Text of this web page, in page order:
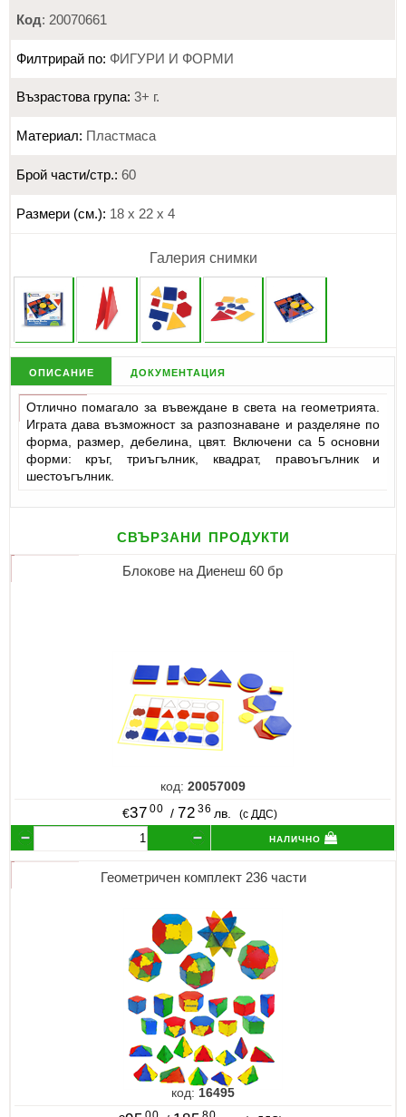
Код: 20070661
Филтрирай по: ФИГУРИ И ФОРМИ
Възрастова група: 3+ г.
Материал: Пластмаса
Брой части/стр.: 60
Размери (см.): 18 х 22 х 4
Галерия снимки
описание документация
Отлично помагало за въвеждане в света на геометрията.
Играта дава възможност за разпознаване и разделяне по
форма, размер, дебелина, цвят. Включени са 5 основни
форми: кръг, триъгълник, квадрат, правоъгълник и
шестоъгълник.
свързани продукти
Блокове на Диенеш 60 бр
код: 20057009
€37 00 / 72 36 лв. (с ДДС)
налично
Геометричен комплект 236 части
код: 16495